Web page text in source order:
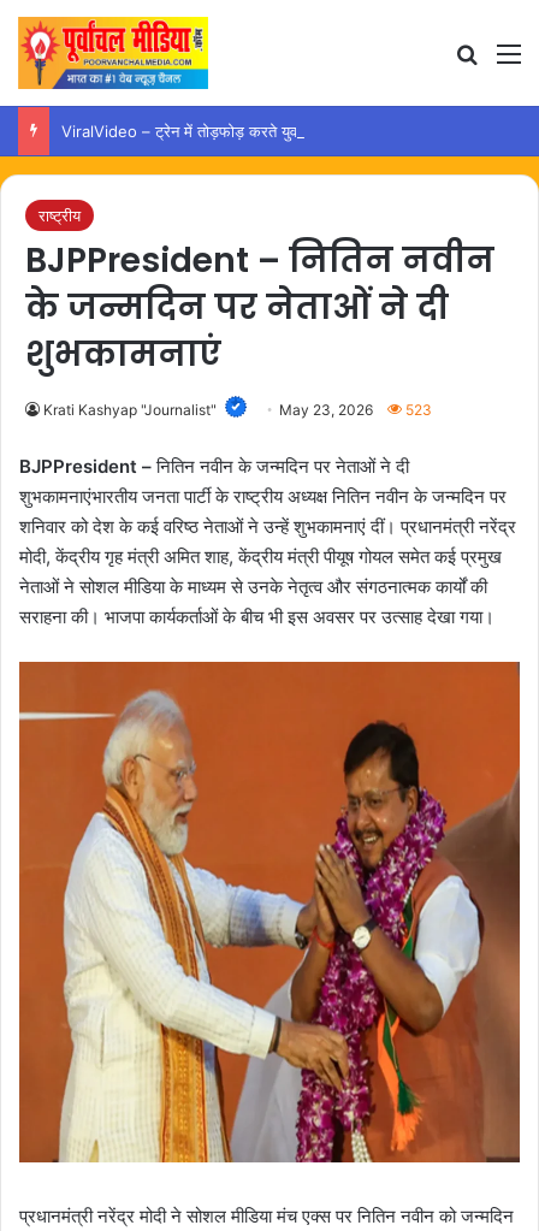
राष्ट्रीय
BJPPresident – नितिन नवीन
के जन्मदिन पर नेताओं ने दी
शुभकामनाएं
Krati Kashyap "Journalist" May 23, 2026 523
BJPPresident –नितिन नवीन के जन्मदिन पर नेताओं ने दी
शुभकामनाएंभारतीय जनता पार्टी के राष्ट्रीय अध्यक्ष नितिन नवीन के जन्मदिन पर
शनिवार को देश के कई वरिष्ठ नेताओं ने उन्हें शुभकामनाएं दीं। प्रधानमंत्री नरेंद्र
मोदी, केंद्रीय गृह मंत्री अमित शाह, केंद्रीय मंत्री पीयूष गोयल समेत कई प्रमुख
नेताओं ने सोशल मीडिया के माध्यम से उनके नेतृत्व और संगठनात्मक कार्यों की
सराहना की। भाजपा कार्यकर्ताओं के बीच भी इस अवसर पर उत्साह देखा गया।
प्रधानमंत्री नरेंद्र मोदी ने सोशल मीडिया मंच एक्स पर नितिन नवीन को जन्मदिन